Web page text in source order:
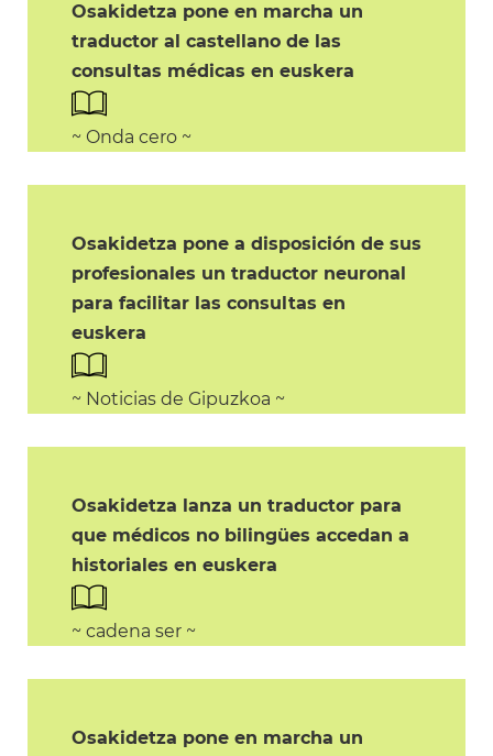
Osakidetza pone en marcha un
traductor al castellano de las
consultas médicas en euskera
~ Onda cero ~
Osakidetza pone a disposición de sus
profesionales un traductor neuronal
para facilitar las consultas en
euskera
~ Noticias de Gipuzkoa ~
Osakidetza lanza un traductor para
que médicos no bilingües accedan a
historiales en euskera
~ cadena ser ~
Osakidetza pone en marcha un